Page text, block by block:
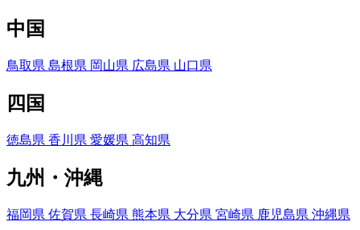
中国
鳥取県 島根県 岡山県 広島県 山口県
四国
徳島県 香川県 愛媛県 高知県
九州・沖縄
福岡県 佐賀県 長崎県 熊本県 大分県 宮崎県 鹿児島県 沖縄県